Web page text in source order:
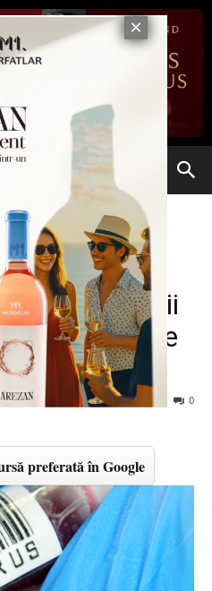
mor de
unor specii
fost decimate
0
preferată în Google